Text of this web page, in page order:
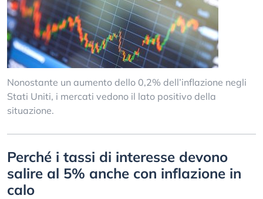
Nonostante un aumento dello 0,2% dell’inflazione negli
Stati Uniti, i mercati vedono il lato positivo della
situazione.
Perché i tassi di interesse devono
salire al 5% anche con inflazione in
calo